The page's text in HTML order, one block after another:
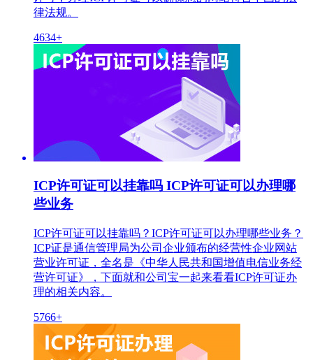
律法规。
4634+
ICP许可证可以挂靠吗 ICP许可证可以办理哪
些业务
ICP许可证可以挂靠吗？ICP许可证可以办理哪些业务？
ICP证是通信管理局为公司企业颁布的经营性企业网站
营业许可证，全名是《中华人民共和国增值电信业务经
营许可证》，下面就和公司宝一起来看看ICP许可证办
理的相关内容。
5766+